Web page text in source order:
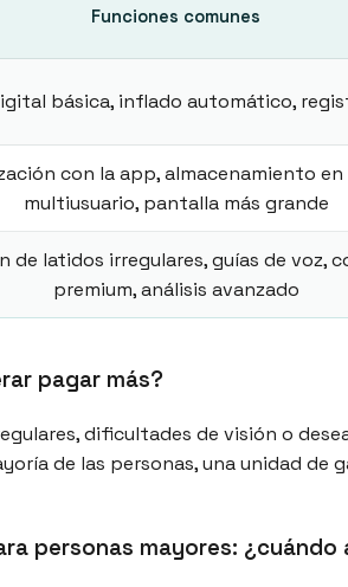
Funciones comunes
básica, inflado automático,
con la app, almacenamiento en
multiusuario, pantalla más grande
de latidos irregulares, guías de voz,
premium, análisis avanzado
pagar más?
dificultades de visión o
de las personas, una unidad
personas mayores: ¿cuándo